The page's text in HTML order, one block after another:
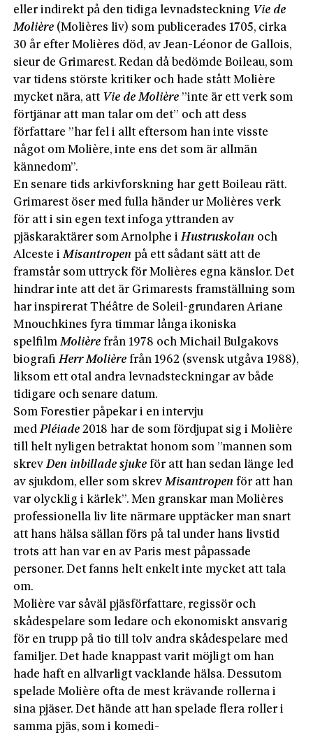
eller indirekt på den tidiga levnadsteckning Vie de
Molière (Molières liv) som publicerades 1705, cirka
30 år efter Molières död, av Jean-Léonor de Gallois,
sieur de Grimarest. Redan då bedömde Boileau, som
var tidens störste kritiker och hade stått Molière
mycket nära, att Vie de Molière ”inte är ett verk som
förtjänar att man talar om det” och att dess
författare ”har fel i allt eftersom han inte visste
något om Molière, inte ens det som är allmän
kännedom”.
En senare tids arkivforskning har gett Boileau rätt.
Grimarest öser med fulla händer ur Molières verk
för att i sin egen text infoga yttranden av
pjäskaraktärer som Arnolphe iHustruskolan och
Alceste iMisantropen på ett sådant sätt att de
framstår som uttryck för Molières egna känslor. Det
hindrar inte att det är Grimarests framställning som
har inspirerat Théâtre de Soleil-grundaren Ariane
Mnouchkines fyra timmar långa ikoniska
spelfilmMolièrefrån 1978 och Michail Bulgakovs
biografiHerr Molière från 1962 (svensk utgåva 1988),
liksom ett otal andra levnadsteckningar av både
tidigare och senare datum.
Som Forestier påpekar i en intervju
medPléiade 2018 har de som fördjupat sig i Molière
till helt nyligen betraktat honom som ”mannen som
skrevDen inbillade sjuke för att han sedan länge led
av sjukdom, eller som skrevMisantropen för att han
var olycklig i kärlek”. Men granskar man Molières
professionella liv lite närmare upptäcker man snart
att hans hälsa sällan förs på tal under hans livstid
trots att han var en av Paris mest påpassade
personer. Det fanns helt enkelt inte mycket att tala
om.
Molière var såväl pjäsförfattare, regissör och
skådespelare som ledare och ekonomiskt ansvarig
för en trupp på tio till tolv andra skådespelare med
familjer. Det hade knappast varit möjligt om han
hade haft en allvarligt vacklande hälsa. Dessutom
spelade Molière ofta de mest krävande rollerna i
sina pjäser. Det hände att han spelade flera roller i
samma pjäs, som i komedi­­